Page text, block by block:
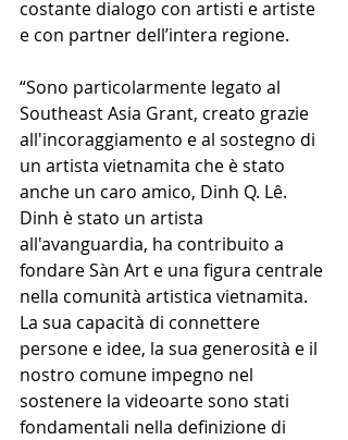
costante dialogo con artisti e artiste
e con partner dell’intera regione.
“Sono particolarmente legato al
Southeast Asia Grant, creato grazie
all'incoraggiamento e al sostegno di
un artista vietnamita che è stato
anche un caro amico, Dinh Q. Lê.
Dinh è stato un artista
all'avanguardia, ha contribuito a
fondare Sàn Art e una figura centrale
nella comunità artistica vietnamita.
La sua capacità di connettere
persone e idee, la sua generosità e il
nostro comune impegno nel
sostenere la videoarte sono stati
fondamentali nella definizione di